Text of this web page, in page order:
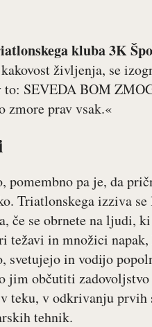
kluba 3K
življenja, se
SEVEDA BOM
zmore prav vsak.«
pomembno pa je, da
Triatlonskega izziva
če se obrnete na
težavi in množici
svetujejo in vodijo
jim občutiti
teku, v odkrivanju
tehnik.